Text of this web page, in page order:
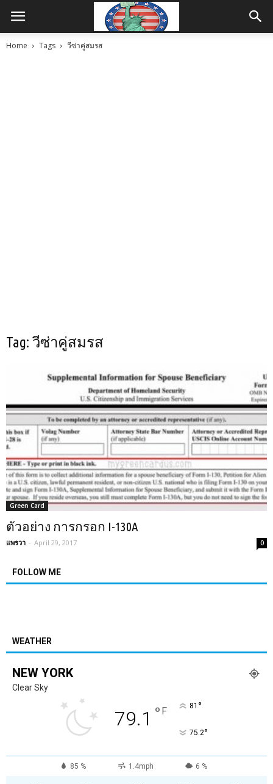
Home Tags วีซ่าคู่สมรส
Tag: วีซ่าคู่สมรส
Green Card
ตัวอย่าง การกรอก I-130A
แพรวา - April 29, 2017 0
FOLLOW ME
WEATHER
NEW YORK
Clear Sky
79.1 ° F 81 °
75.2°
85 % 1.4mph 6 %